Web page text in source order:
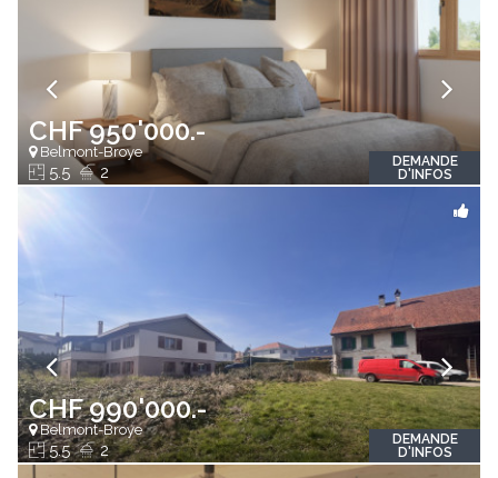
CHF 950'000.-
Belmont-Broye
5.5 2
DEMANDE
D'INFOS
CHF 990'000.-
Belmont-Broye
5.5 2
DEMANDE
D'INFOS